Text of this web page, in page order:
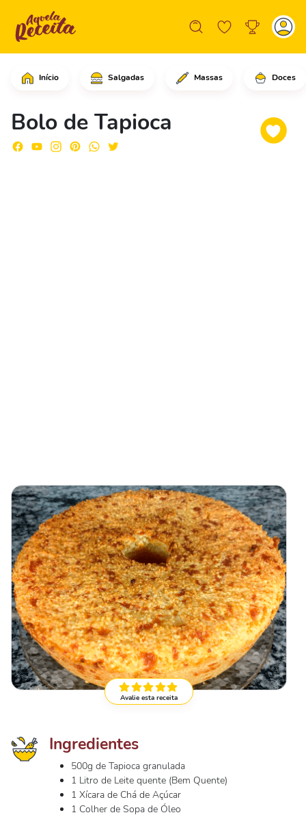
Início Salgadas Massas Doces
Bolo de Tapioca
No refratário despeje a tapioca
Avalie esta receita
Ingredientes
500g de Tapioca granulada
1 Litro de Leite quente (Bem Quente)
1 Xícara de Chá de Açúcar
1 Colher de Sopa de Óleo